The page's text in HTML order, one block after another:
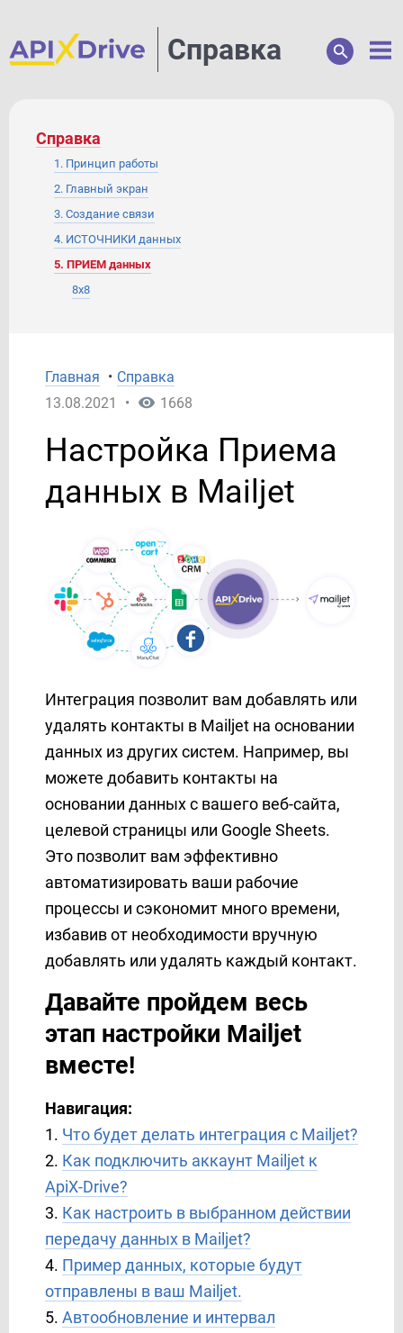
Справка
Справка
1. Принцип работы
2. Главный экран
3. Создание связи
4. ИСТОЧНИКИ данных
5. ПРИЕМ данных
8x8
Afilnet
AirTable
AlphaSMS
Amazon DynamoDB
Amazon Workmail
ANT-Logistics
AOL
APIFONICA
Apollo
AtomPark
Brevo
BulkGate
BulkSMS
Campaign Monitor
Clickatell
CM.com
Constant Contact
ConvesioConvert
Copper
Corezoid
Creatio
Crove
D7 Networks
Главная • Справка
13.08.2021
• 1668
Настройка Приема
данных в Mailjet
Интеграция позволит вам добавлять или
удалять контакты в Mailjet на основании
данных из других систем. Например, вы
можете добавить контакты на
основании данных с вашего веб-сайта,
целевой страницы или Google Sheets.
Это позволит вам эффективно
автоматизировать ваши рабочие
процессы и сэкономит много времени,
избавив от необходимости вручную
добавлять или удалять каждый контакт.
Давайте пройдем весь
этап настройки Mailjet
вместе!
Навигация:
1. Что будет делать интеграция с Mailjet?
2. Как подключить аккаунт Mailjet к
ApiX-Drive?
3. Как настроить в выбранном действии
передачу данных в Mailjet?
4. Пример данных, которые будут
отправлены в ваш Mailjet.
5. Автообновление и интервал